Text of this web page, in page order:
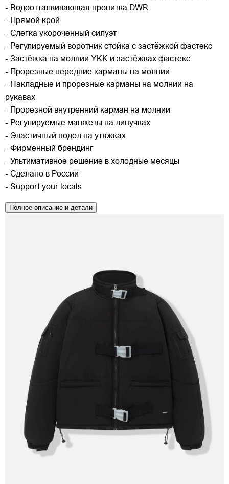
- Водоотталкивающая пропитка DWR
- Прямой крой
- Слегка укороченный силуэт
- Регулируемый воротник стойка с застёжкой фастекс
- Застёжка на молнии YKK и застёжках фастекс
- Прорезные передние карманы на молнии
- Накладные и прорезные карманы на молнии на
рукавах
- Прорезной внутренний карман на молнии
- Регулируемые манжеты на липучках
- Эластичный подол на утяжках
- Фирменный брендинг
- Ультимативное решение в холодные месяцы
- Сделано в России
- Support your locals
Полное описание и детали